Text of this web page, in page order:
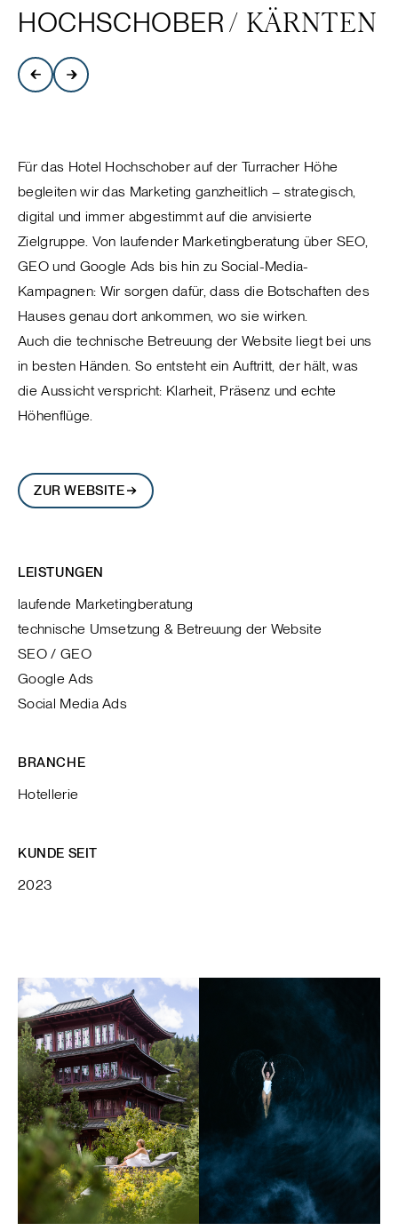
HOCHSCHOBER / KÄRNTEN
Für das Hotel Hochschober auf der Turracher Höhe
begleiten wir das Marketing ganzheitlich – strategisch,
digital und immer abgestimmt auf die anvisierte
Zielgruppe. Von laufender Marketingberatung über SEO,
GEO und Google Ads bis hin zu Social-Media-
Kampagnen: Wir sorgen dafür, dass die Botschaften des
Hauses genau dort ankommen, wo sie wirken.
Auch die technische Betreuung der Website liegt bei uns
in besten Händen. So entsteht ein Auftritt, der hält, was
die Aussicht verspricht: Klarheit, Präsenz und echte
Höhenflüge.
ZUR WEBSITE
LEISTUNGEN
laufende Marketingberatung
technische Umsetzung & Betreuung der Website
SEO / GEO
Google Ads
Social Media Ads
BRANCHE
Hotellerie
KUNDE SEIT
2023